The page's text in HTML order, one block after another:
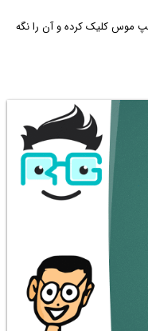
چپ موس کلیک کرده و آن را نگه